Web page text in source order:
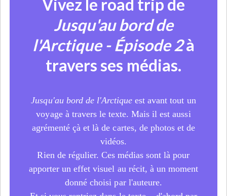
Vivez le road trip de
Jusqu'au bord de
l'Arctique - Épisode 2à
travers ses médias.
Jusqu'au bord de l'Arctique est avant tout un
voyage à travers le texte. Mais il est aussi
agrémenté çà et là de cartes, de photos et de
vidéos.
Rien de régulier. Ces médias sont là pour
apporter un effet visuel au récit, à un moment
donné choisi par l'auteure.